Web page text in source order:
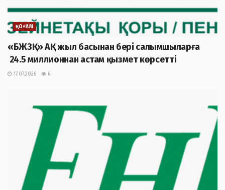
ҚОҒАМ
«БЖЗҚ» АҚ жыл басынан бері салымшыларға
24.5 миллионнан астам қызмет көрсетті
17.07.2026 6